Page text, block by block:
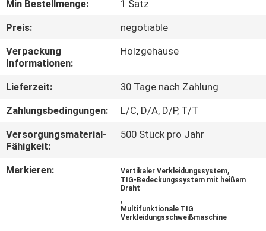
AUSFLUG
QUALITÄTSKONTROLLE
FORDERN
SIE EIN
SITEMAP
DATENSCHUTZ-
BESTIMMUNGEN
Min Bestellmenge:
1 Satz
Preis:
negotiable
Verpackung
Informationen:
Holzgehäuse
Lieferzeit:
30 Tage nach Zahlung
Zahlungsbedingungen:
L/C, D/A, D/P, T/T
Versorgungsmaterial-
Fähigkeit:
500 Stück pro Jahr
Markieren: Vertikaler Verkleidungssystem,
TIG-Bedeckungssystem mit heißem
Draht
,
Multifunktionale TIG
Verkleidungsschweißmaschine